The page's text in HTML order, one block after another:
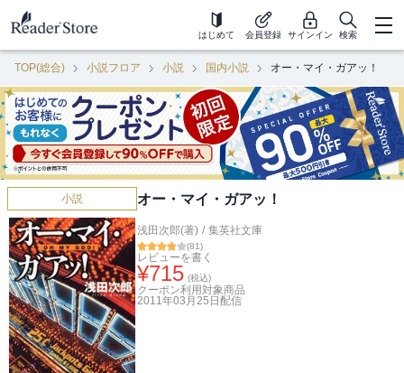
はじめて 会員登録 サインイン 検索
TOP(総合) 小説フロア 小説 国内小説 オー・マイ・ガアッ！
小説 オー・マイ・ガアッ！
浅田次郎(著) / 集英社文庫
(81)
レビューを書く
¥715 (税込)
クーポン利用対象商品
2011年03月25日 配信